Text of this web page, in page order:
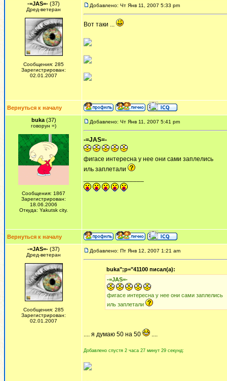
-=JAS=- (37)
Дред-ветеран
Сообщения: 285
Зарегистрирован:
02.01.2007
Добавлено: Чт Янв 11, 2007 5:33 pm
Вот таки ...
Вернуться к началу
buka(37)
говорун =)
Сообщения: 1867
Зарегистрирован:
18.06.2006
Откуда: Yakutsk city.
Добавлено: Чт Янв 11, 2007 5:41 pm
-=JAS=-
фигасе интересна у нее они сами заплелись
иль заплетали
Вернуться к началу
-=JAS=- (37)
Дред-ветеран
Сообщения: 285
Зарегистрирован:
02.01.2007
Добавлено: Пт Янв 12, 2007 1:21 am
buka";p="41100 писал(а):
-=JAS=-
фигасе интересна у нее они сами заплелись
иль заплетали
.... я думаю 50 на 50 ....
Добавлено спустя 2 часа 27 минут 29 секунд: